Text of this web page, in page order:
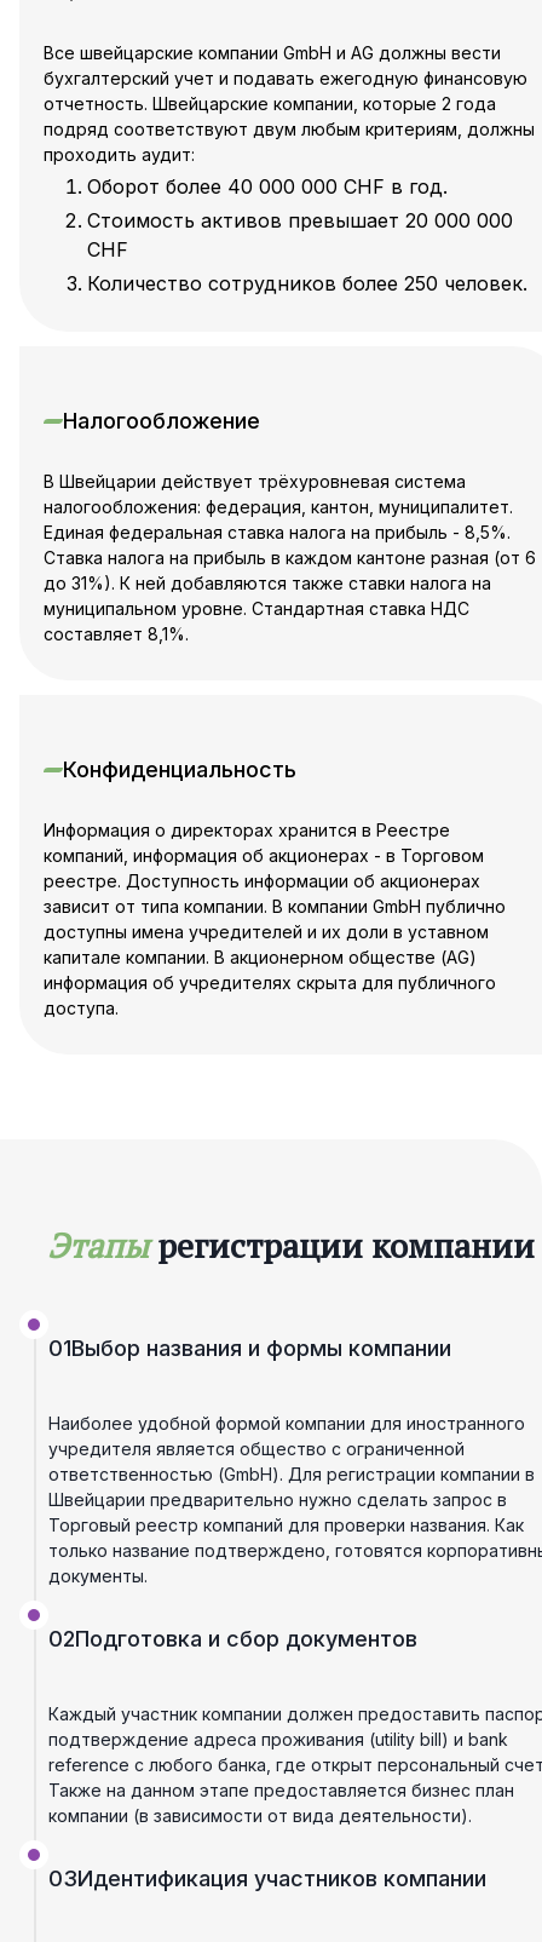
Все швейцарские компании GmbH и AG должны вести
бухгалтерский учет и подавать ежегодную финансовую
отчетность. Швейцарские компании, которые 2 года
подряд соответствуют двум любым критериям, должны
проходить аудит:
Оборот более 40 000 000 CHF в год.
Стоимость активов превышает 20 000 000
CHF
Количество сотрудников более 250 человек.
Налогообложение
В Швейцарии действует трёхуровневая система
налогообложения: федерация, кантон, муниципалитет.
Единая федеральная ставка налога на прибыль - 8,5%.
Ставка налога на прибыль в каждом кантоне разная (от 6
до 31%). К ней добавляются также ставки налога на
муниципальном уровне. Стандартная ставка НДС
составляет 8,1%.
Конфиденциальность
Информация о директорах хранится в Реестре
компаний, информация об акционерах - в Торговом
реестре. Доступность информации об акционерах
зависит от типа компании. В компании GmbH публично
доступны имена учредителей и их доли в уставном
капитале компании. В акционерном обществе (AG)
информация об учредителях скрыта для публичного
доступа.
Этапы регистрации компании
01Выбор названия и формы компании
Наиболее удобной формой компании для иностранного
учредителя является общество с ограниченной
ответственностью (GmbH). Для регистрации компании в
Швейцарии предварительно нужно сделать запрос в
Торговый реестр компаний для проверки названия. Как
только название подтверждено, готовятся
документы.
02Подготовка и сбор документов
Каждый участник компании должен предоставить
подтверждение адреса проживания (utility bill) и bank
reference с любого банка, где открыт персональный
Также на данном этапе предоставляется бизнес план
компании (в зависимости от вида деятельности).
03Идентификация участников компании